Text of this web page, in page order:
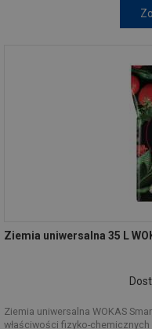
Ziemia uniwersalna 35 L
Ziemia uniwersalna WOKAS
właściwości fizyko-